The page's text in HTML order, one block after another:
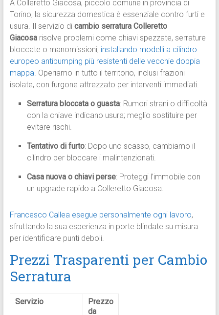
A Colleretto Giacosa, piccolo comune in provincia di
Torino, la sicurezza domestica è essenziale contro furti e
usura. Il servizio di cambio serratura Colleretto
Giacosarisolve problemi come chiavi spezzate, serrature
bloccate o manomissioni, installando modelli a cilindro
europeo antibumping più resistenti delle vecchie doppia
mappa. Operiamo in tutto il territorio, inclusi frazioni
isolate, con furgone attrezzato per interventi immediati.​
Serratura bloccata o guasta: Rumori strani o difficoltà
con la chiave indicano usura; meglio sostituire per
evitare rischi.​
Tentativo di furto: Dopo uno scasso, cambiamo il
cilindro per bloccare i malintenzionati.​
Casa nuova o chiavi perse: Proteggi l’immobile con
un upgrade rapido a Colleretto Giacosa.​
Francesco Callea esegue personalmente ogni lavoro,
sfruttando la sua esperienza in porte blindate su misura
per identificare punti deboli.​
Prezzi Trasparenti per Cambio
Serratura
Servizio
Prezzo
da